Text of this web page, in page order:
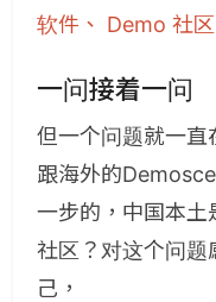
软件、 Demo 社
一问接着一问
但一个问题就一直
跟海外的
一步的，中国本
社区？对这个问题
己，